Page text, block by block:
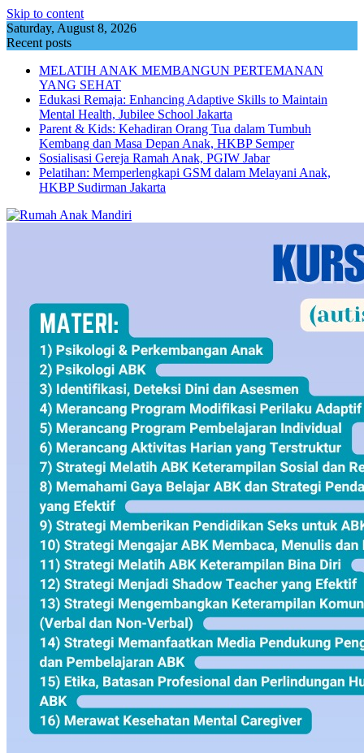
Skip to content
Saturday, August 8, 2026
Recent posts
MELATIH ANAK MEMBANGUN PERTEMANAN
YANG SEHAT
Edukasi Remaja: Enhancing Adaptive Skills to Maintain
Mental Health, Jubilee School Jakarta
Parent & Kids: Kehadiran Orang Tua dalam Tumbuh
Kembang dan Masa Depan Anak, HKBP Semper
Sosialisasi Gereja Ramah Anak, PGIW Jabar
Pelatihan: Memperlengkapi GSM dalam Melayani Anak,
HKBP Sudirman Jakarta